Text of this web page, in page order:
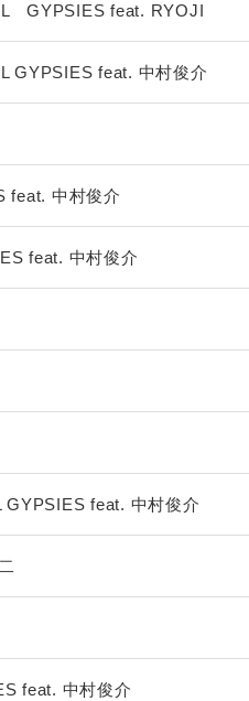
GYPSIES feat. RYOJI
GYPSIES feat. 中村俊介
feat. 中村俊介
feat. 中村俊介
feat. 中村俊介
feat. 中村俊介